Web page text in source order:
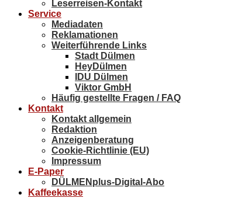
Leserreisen-Kontakt
Service
Mediadaten
Reklamationen
Weiterführende Links
Stadt Dülmen
HeyDülmen
IDU Dülmen
Viktor GmbH
Häufig gestellte Fragen / FAQ
Kontakt
Kontakt allgemein
Redaktion
Anzeigenberatung
Cookie-Richtlinie (EU)
Impressum
E-Paper
DÜLMENplus-Digital-Abo
Kaffeekasse